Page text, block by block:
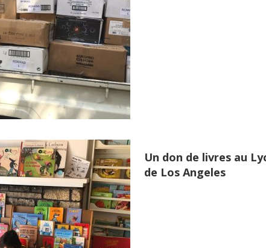
Lire +
Un don de livres au
de Los Angeles